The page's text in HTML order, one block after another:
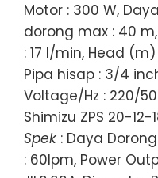
Motor : 300 W,
dorong max : 40
: 17 l/min, Head
Pipa hisap : 3/4
Voltage/Hz : 220/50
Shimizu ZPS 20-12-
Spek : Daya
: 60lpm, Power